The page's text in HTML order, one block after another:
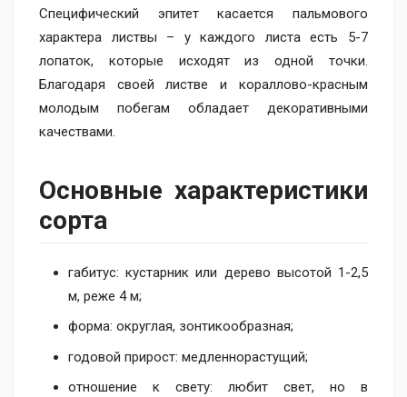
Специфический эпитет касается пальмового
характера листвы – у каждого листа есть 5-7
лопаток, которые исходят из одной точки.
Благодаря своей листве и кораллово-красным
молодым побегам обладает декоративными
качествами.
Основные характеристики
сорта
габитус: кустарник или дерево высотой 1-2,5
м, реже 4 м;
форма: округлая, зонтикообразная;
годовой прирост: медленнорастущий;
отношение к свету: любит свет, но в